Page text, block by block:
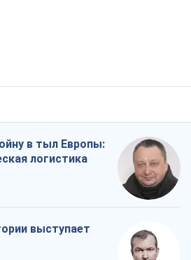
в тыл Европы:
логистика
выступает